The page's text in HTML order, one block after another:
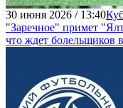
30 июня 2026 / 13:40
"Заречное" примет
что ждет болельщиков